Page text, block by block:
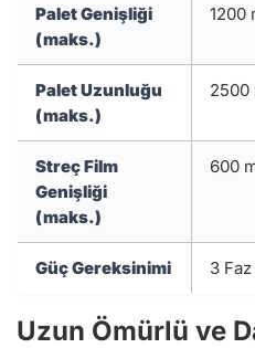
Palet Genişliği
(maks.)
1200
Palet Uzunluğu
(maks.)
2500
Streç Film
Genişliği
(maks.)
600
Güç Gereksinimi 3
Uzun Ömürlü ve